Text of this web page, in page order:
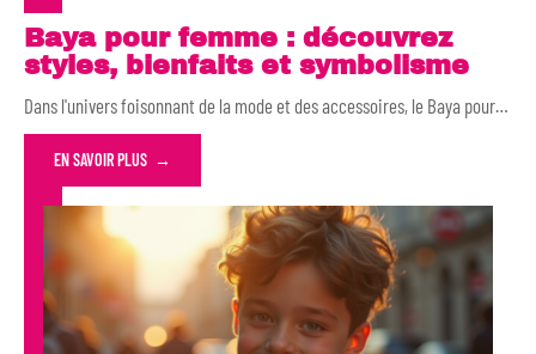
Baya pour femme : découvrez
styles, bienfaits et symbolisme
Dans l'univers foisonnant de la mode et des accessoires, le Baya pour…
EN SAVOIR PLUS